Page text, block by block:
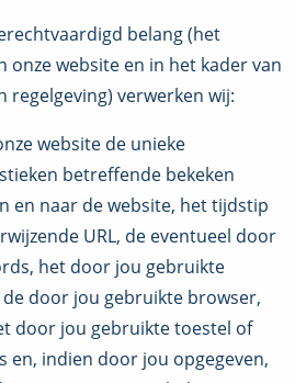
belang (het
onze website en in het kader van
regelgeving) verwerken wij:
website de unieke
betreffende bekeken
en naar de website, het tijdstip
URL, de eventueel door
het door jou gebruikte
door jou gebruikte browser,
door jou gebruikte toestel of
en, indien door jou opgegeven,